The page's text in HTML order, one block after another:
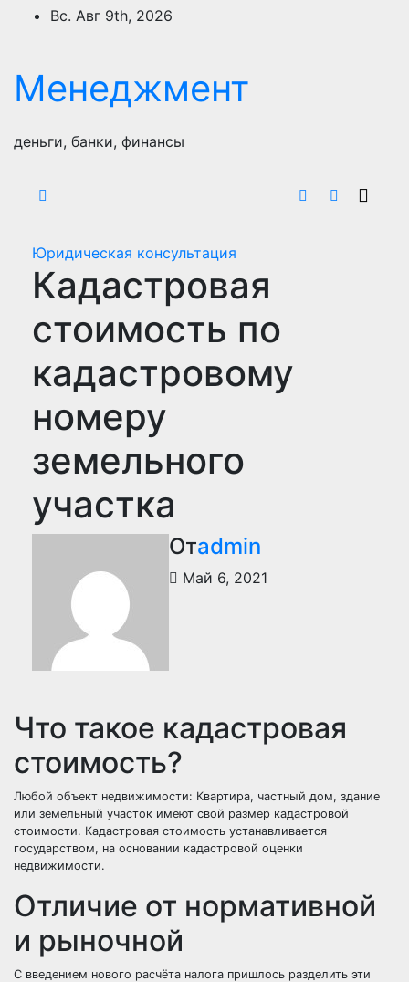
ПерейтиВс. Авг 9th, 2026
Менеджмент
деньги, банки, финансы
Юридическая консультация
Кадастровая
стоимость по
кадастровому
номеру
земельного
участка
Отadmin
Май 6, 2021
Что такое кадастровая
стоимость?
Любой объект недвижимости: Квартира, частный дом, здание
или земельный участок имеют свой размер кадастровой
стоимости. Кадастровая стоимость устанавливается
государством, на основании кадастровой оценки
недвижимости.
Отличие от нормативной
и рыночной
С введением нового расчёта налога пришлось разделить эти